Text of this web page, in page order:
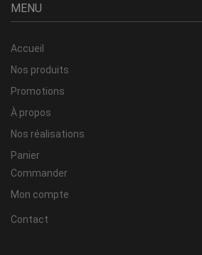
MENU
Accueil
Nos produits
Promotions
À propos
Nos réalisations
Panier
Commander
Mon compte
Contact